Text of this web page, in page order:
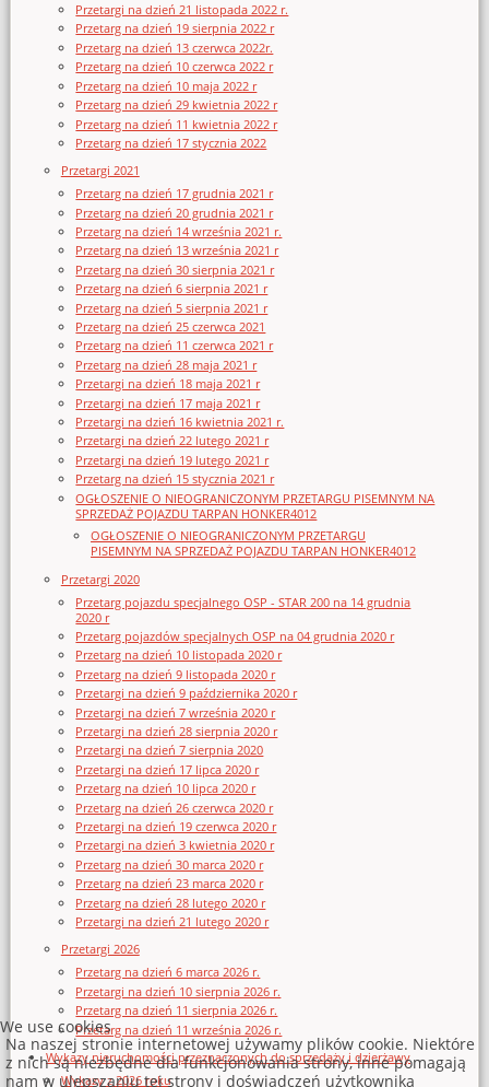
Przetargi na dzień 21 listopada 2022 r.
Przetarg na dzień 19 sierpnia 2022 r
Przetarg na dzień 13 czerwca 2022r.
Przetarg na dzień 10 czerwca 2022 r
Przetarg na dzień 10 maja 2022 r
Przetarg na dzień 29 kwietnia 2022 r
Przetarg na dzień 11 kwietnia 2022 r
Przetarg na dzień 17 stycznia 2022
Przetargi 2021
Przetarg na dzień 17 grudnia 2021 r
Przetarg na dzień 20 grudnia 2021 r
Przetarg na dzień 14 września 2021 r.
Przetarg na dzień 13 września 2021 r
Przetarg na dzień 30 sierpnia 2021 r
Przetarg na dzień 6 sierpnia 2021 r
Przetarg na dzień 5 sierpnia 2021 r
Przetarg na dzień 25 czerwca 2021
Przetarg na dzień 11 czerwca 2021 r
Przetarg na dzień 28 maja 2021 r
Przetargi na dzień 18 maja 2021 r
Przetargi na dzień 17 maja 2021 r
Przetargi na dzień 16 kwietnia 2021 r.
Przetargi na dzień 22 lutego 2021 r
Przetargi na dzień 19 lutego 2021 r
Przetarg na dzień 15 stycznia 2021 r
OGŁOSZENIE O NIEOGRANICZONYM PRZETARGU PISEMNYM NA
SPRZEDAŻ POJAZDU TARPAN HONKER4012
OGŁOSZENIE O NIEOGRANICZONYM PRZETARGU
PISEMNYM NA SPRZEDAŻ POJAZDU TARPAN HONKER4012
Przetargi 2020
Przetarg pojazdu specjalnego OSP - STAR 200 na 14 grudnia
2020 r
Przetarg pojazdów specjalnych OSP na 04 grudnia 2020 r
Przetarg na dzień 10 listopada 2020 r
Przetarg na dzień 9 listopada 2020 r
Przetargi na dzień 9 października 2020 r
Przetargi na dzień 7 września 2020 r
Przetargi na dzień 28 sierpnia 2020 r
Przetargi na dzień 7 sierpnia 2020
Przetargi na dzień 17 lipca 2020 r
Przetarg na dzień 10 lipca 2020 r
Przetarg na dzień 26 czerwca 2020 r
Przetargi na dzień 19 czerwca 2020 r
Przetargi na dzień 3 kwietnia 2020 r
Przetarg na dzień 30 marca 2020 r
Przetarg na dzień 23 marca 2020 r
Przetarg na dzień 28 lutego 2020 r
Przetargi na dzień 21 lutego 2020 r
Przetargi 2026
Przetarg na dzień 6 marca 2026 r.
Przetargi na dzień 10 sierpnia 2026 r.
Przetarg na dzień 11 sierpnia 2026 r.
Przetarg na dzień 11 września 2026 r.
Wykazy nieruchomości przeznaczonych do sprzedaży i dzierżawy
Wykazy z 2026 roku
We use cookies
Na naszej stronie internetowej używamy plików cookie. Niektóre
z nich są niezbędne dla funkcjonowania strony, inne pomagają
nam w ulepszaniu tej strony i doświadczeń użytkownika